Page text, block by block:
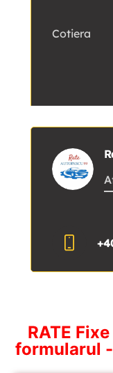
Cotiera
RATE
formularul